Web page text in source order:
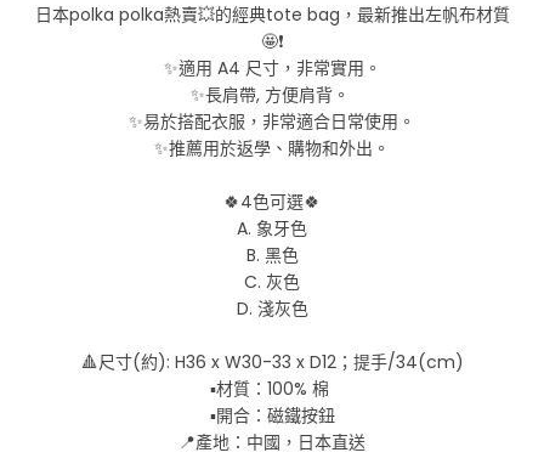
日本polka polka熱賣💥的經典tote bag，最新推出左帆布材質
🤩❗
✨適用 A4 尺寸，非常實用。
✨長肩帶, 方便肩背。
✨易於搭配衣服，非常適合日常使用。
✨推薦用於返學、購物和外出。
🍀4色可選🍀
A. 象牙色
B. 黑色
C. 灰色
D. 淺灰色
🔺尺寸(約): H36 x W30-33 x D12；提手/34(cm)
▪️材質：100% 棉
▪️開合：磁鐵按鈕
📍產地：中國，日本直送